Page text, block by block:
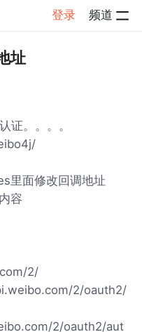
登录 频道
址
证。。。。
里面修改回调地址
容
2/
2/oauth2/
2/oauth2/aut